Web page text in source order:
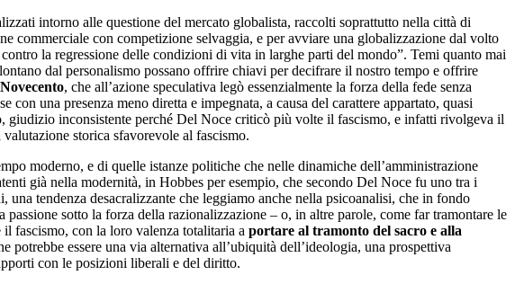
intorno alle questione del mercato globalista, raccolti soprattutto nella città di
commerciale con competizione selvaggia, e per avviare una globalizzazione dal volto
la regressione delle condizioni di vita in larghe parti del mondo”. Temi quanto mai
dal personalismo possano offrire chiavi per decifrare il nostro tempo e offrire
Novecento, che all’azione speculativa legò essenzialmente la forza della fede senza
una presenza meno diretta e impegnata, a causa del carattere appartato, quasi
giudizio inconsistente perché Del Noce criticò più volte il fascismo, e infatti rivolgeva il
storica sfavorevole al fascismo.
moderno, e di quelle istanze politiche che nelle dinamiche dell’amministrazione
già nella modernità, in Hobbes per esempio, che secondo Del Noce fu uno tra i
una tendenza desacralizzante che leggiamo anche nella psicoanalisi, che in fondo
sotto la forza della razionalizzazione – o, in altre parole, come far tramontare le
fascismo, con la loro valenza totalitaria a portare al tramonto del sacro e alla
essere una via alternativa all’ubiquità dell’ideologia, una prospettiva
con le posizioni liberali e del diritto.